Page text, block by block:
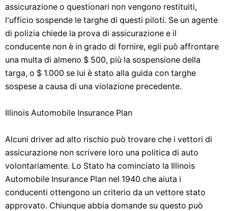
assicurazione o questionari non vengono restituiti,
l'ufficio sospende le targhe di questi piloti. Se un agente
di polizia chiede la prova di assicurazione e il
conducente non è in grado di fornire, egli può affrontare
una multa di almeno $ 500, più la sospensione della
targa, o $ 1.000 se lui è stato alla guida con targhe
sospese a causa di una violazione precedente.
Illinois Automobile Insurance Plan
Alcuni driver ad alto rischio può trovare che i vettori di
assicurazione non scrivere loro una politica di auto
volontariamente. Lo Stato ha cominciato la Illinois
Automobile Insurance Plan nel 1940 che aiuta i
conducenti ottengono un criterio da un vettore stato
approvato. Chiunque abbia domande su questo può